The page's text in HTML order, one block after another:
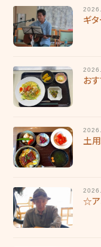
デイサービスセンター
ヘルパーステーション
地域包括支援センター
キッズホームてんとうむ
てんとうむし東山保育
採用情報
慶成会で働きたい方へ
新卒求人情報
ギ
お
土
☆ア